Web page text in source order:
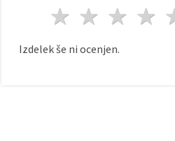
3
2
1 zvezda
Izdelek še ni ocenjen.